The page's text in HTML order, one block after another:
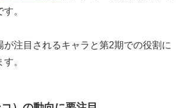
。
が注目されるキャラと第2期での役割に
。